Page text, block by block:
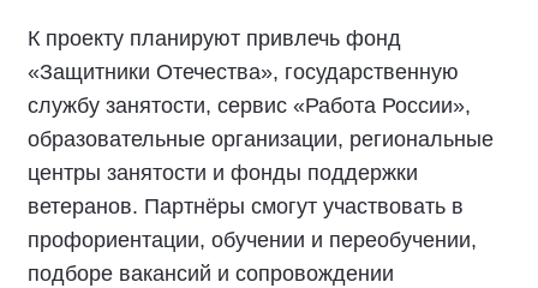
К проекту планируют привлечь фонд
«Защитники Отечества», государственную
службу занятости, сервис «Работа России»,
образовательные организации, региональные
центры занятости и фонды поддержки
ветеранов. Партнёры смогут участвовать в
профориентации, обучении и переобучении,
подборе вакансий и сопровождении